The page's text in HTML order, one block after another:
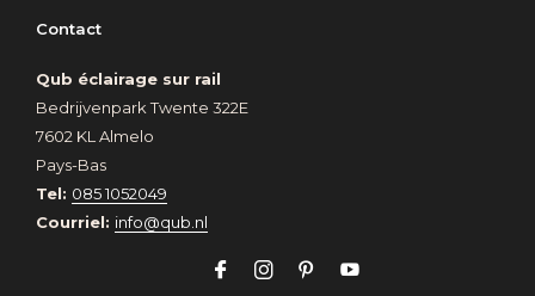
Contact
Qub éclairage sur rail
Bedrijvenpark Twente 322E
7602 KL Almelo
Pays-Bas
Tel: 085 1052049
Courriel: info@qub.nl